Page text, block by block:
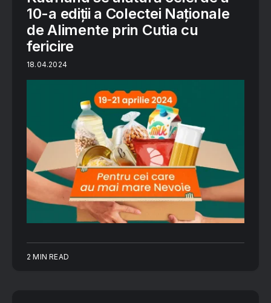
10-a ediții a Colectei Naționale
de Alimente prin Cutia cu
fericire
18.04.2024
2 MIN READ